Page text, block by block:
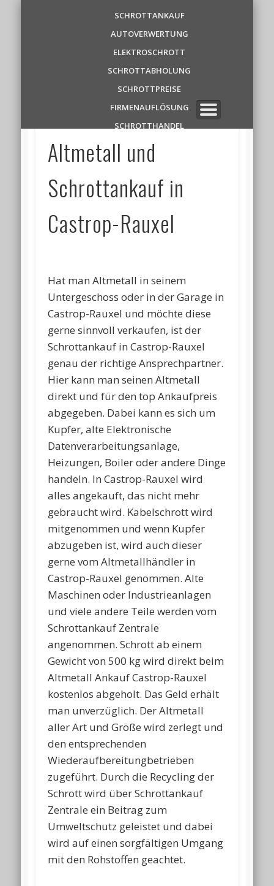
Schrottankauf
Zentrale
✆ 0 1 5 2 1 7 8 6 3 9 1 1
SCHROTTANKAUF
AUTOVERWERTUNG
ELEKTROSCHROTT
SCHROTTABHOLUNG
SCHROTTPREISE
FIRMENAUFLÖSUNG
SCHROTTHANDEL
Altmetall und
Schrottankauf in
Castrop-Rauxel
Hat man Altmetall in seinem
Untergeschoss oder in der Garage in
Castrop-Rauxel und möchte diese
gerne sinnvoll verkaufen, ist der
Schrottankauf in Castrop-Rauxel
genau der richtige Ansprechpartner.
Hier kann man seinen Altmetall
direkt und für den top Ankaufpreis
abgegeben. Dabei kann es sich um
Kupfer, alte Elektronische
Datenverarbeitungsanlage,
Heizungen, Boiler oder andere Dinge
handeln. In Castrop-Rauxel wird
alles angekauft, das nicht mehr
gebraucht wird. Kabelschrott wird
mitgenommen und wenn Kupfer
abzugeben ist, wird auch dieser
gerne vom Altmetallhändler in
Castrop-Rauxel genommen. Alte
Maschinen oder Industrieanlagen
und viele andere Teile werden vom
Schrottankauf Zentrale
angenommen. Schrott ab einem
Gewicht von 500 kg wird direkt beim
Altmetall Ankauf Castrop-Rauxel
kostenlos abgeholt. Das Geld erhält
man unverzüglich. Der Altmetall
aller Art und Größe wird zerlegt und
den entsprechenden
Wiederaufbereitungbetrieben
zugeführt. Durch die Recycling der
Schrott wird über Schrottankauf
Zentrale ein Beitrag zum
Umweltschutz geleistet und dabei
wird auf einen sorgfältigen Umgang
mit den Rohstoffen geachtet.